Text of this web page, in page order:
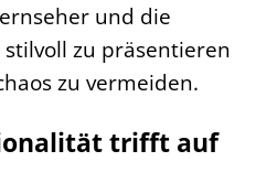
und die
zu präsentieren
zu vermeiden.
trifft auf